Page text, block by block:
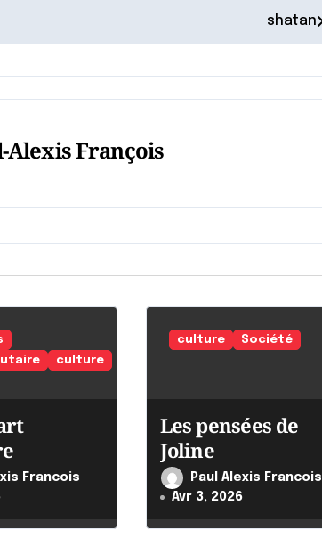
shatan
Alexis François
culture
Francois
culture Société
Les pensées de
Joline
Paul Alexis Francois
Avr 3, 2026